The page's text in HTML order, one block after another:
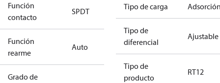
Función
contacto
SPDT
Función
rearme
Auto
Grado de
Tipo de carga
Tipo de
diferencial
Ajustable
Tipo de
producto
RT12